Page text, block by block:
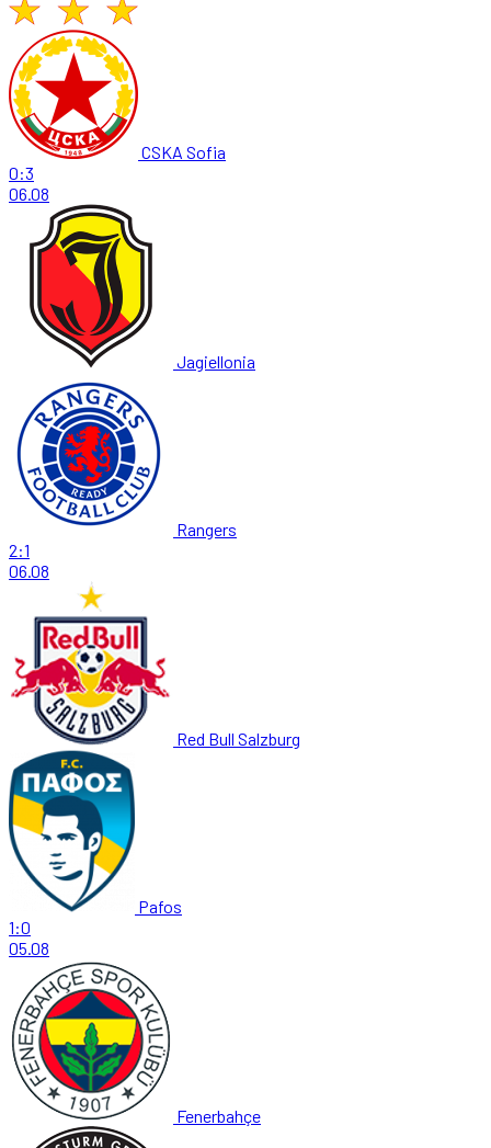
CSKA Sofia
0:3
06.08
Jagiellonia
Rangers
2:1
06.08
Red Bull Salzburg
Pafos
1:0
05.08
Fenerbahçe